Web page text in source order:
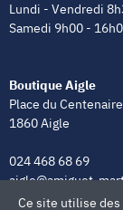
Lundi - Vendredi
Samedi 9h00 -
Boutique Aigle
Place du
1860 Aigle
024 468 68 69
aigle@amiguet-
Ce site utilise